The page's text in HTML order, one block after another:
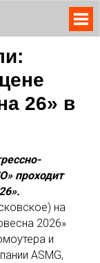
26» в
проходит
на
2026»
и
ASMG,